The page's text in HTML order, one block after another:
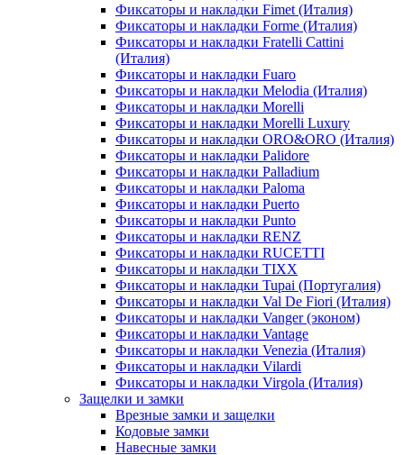
Фиксаторы и накладки Fimet (Италия)
Фиксаторы и накладки Forme (Италия)
Фиксаторы и накладки Fratelli Cattini
(Италия)
Фиксаторы и накладки Fuaro
Фиксаторы и накладки Melodia (Италия)
Фиксаторы и накладки Morelli
Фиксаторы и накладки Morelli Luxury
Фиксаторы и накладки ORO&ORO (Италия)
Фиксаторы и накладки Palidore
Фиксаторы и накладки Palladium
Фиксаторы и накладки Paloma
Фиксаторы и накладки Puerto
Фиксаторы и накладки Punto
Фиксаторы и накладки RENZ
Фиксаторы и накладки RUCETTI
Фиксаторы и накладки TIXX
Фиксаторы и накладки Tupai (Португалия)
Фиксаторы и накладки Val De Fiori (Италия)
Фиксаторы и накладки Vanger (эконом)
Фиксаторы и накладки Vantage
Фиксаторы и накладки Venezia (Италия)
Фиксаторы и накладки Vilardi
Фиксаторы и накладки Virgola (Италия)
Защелки и замки
Врезные замки и защелки
Кодовые замки
Навесные замки